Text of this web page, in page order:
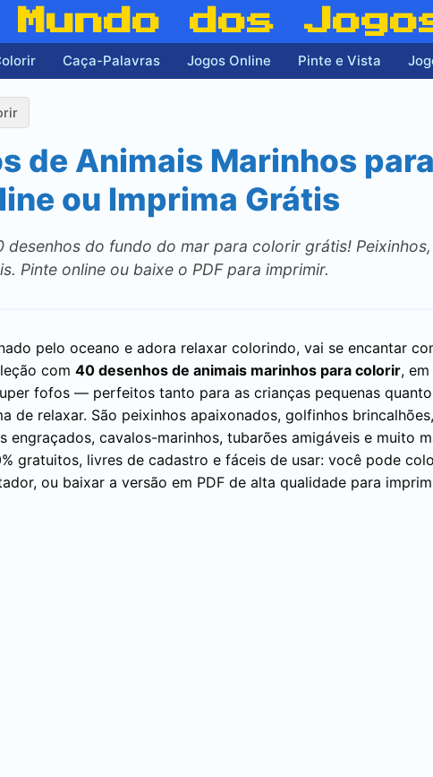
Mundo dos
Caça-Palavras Jogos Online Pinte e Vista
de Animais Marinhos
ou Imprima Grátis
desenhos do fundo do mar para colorir grátis!
Pinte online ou baixe o PDF para imprimir.
pelo oceano e adora relaxar colorindo, vai se encantar
com 40 desenhos de animais marinhos para colorir,
fofos — perfeitos tanto para as crianças pequenas
de relaxar. São peixinhos apaixonados, golfinhos
engraçados, cavalos-marinhos, tubarões amigáveis e muito
gratuitos, livres de cadastro e fáceis de usar: você pode
ou baixar a versão em PDF de alta qualidade para